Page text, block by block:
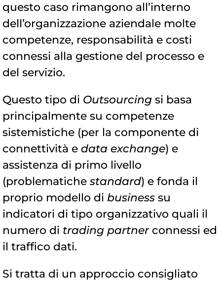
questo caso rimangono all’interno
dell’organizzazione aziendale molte
competenze, responsabilità e costi
connessi alla gestione del processo e
del servizio.
Questo tipo di Outsourcing si basa
principalmente su competenze
sistemistiche (per la componente di
connettività e data exchange) e
assistenza di primo livello
(problematiche standard) e fonda il
proprio modello di business su
indicatori di tipo organizzativo quali il
numero di trading partnerconnessi ed
il traffico dati.
Si tratta di un approccio consigliato